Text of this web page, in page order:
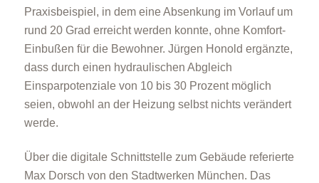
Praxisbeispiel, in dem eine Absenkung im Vorlauf um
rund 20 Grad erreicht werden konnte, ohne Komfort-
Einbußen für die Bewohner. Jürgen Honold ergänzte,
dass durch einen hydraulischen Abgleich
Einsparpotenziale von 10 bis 30 Prozent möglich
seien, obwohl an der Heizung selbst nichts verändert
werde.
Über die digitale Schnittstelle zum Gebäude referierte
Max Dorsch von den Stadtwerken München. Das